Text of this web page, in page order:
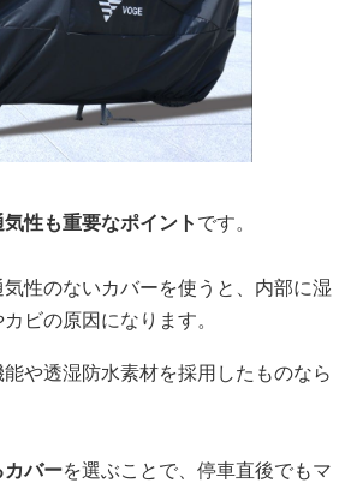
性も重要なポイントです。
性のないカバーを使うと、内部に湿
ビの原因になります。
や透湿防水素材を採用したものなら
バーを選ぶことで、停車直後でもマ